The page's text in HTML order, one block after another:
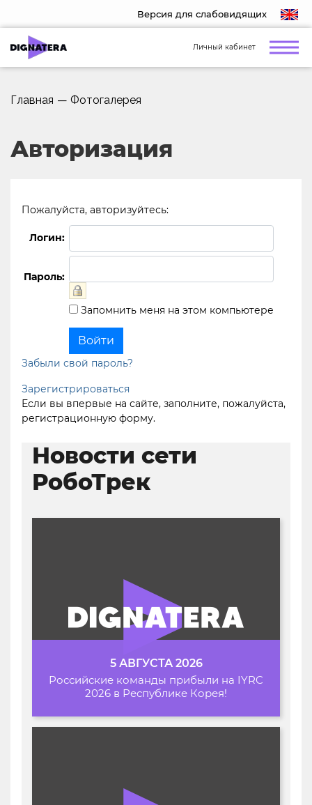
Версия для слабовидящих
Личный кабинет
Главная — Фотогалерея
Авторизация
Пожалуйста, авторизуйтесь:
Логин:
Пароль:
Запомнить меня на этом компьютере
Забыли свой пароль?
Зарегистрироваться
Если вы впервые на сайте, заполните, пожалуйста,
регистрационную форму.
Новости сети
РобоТрек
5 АВГУСТА 2026
Российские команды прибыли на IYRC
2026 в Республике Корея!